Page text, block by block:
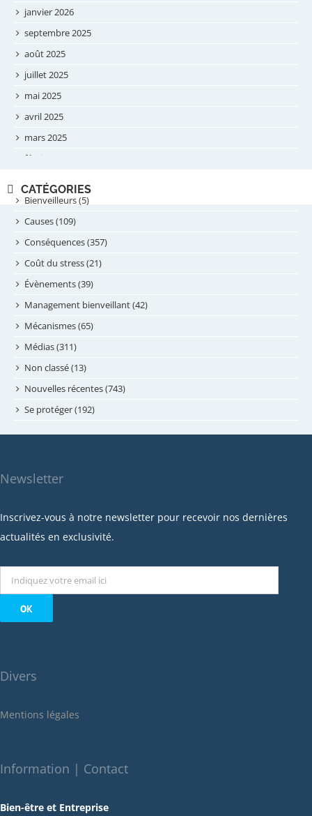
janvier 2026
septembre 2025
août 2025
juillet 2025
mai 2025
avril 2025
mars 2025
février 2025
septembre 2024
août 2024
juillet 2024
juin 2024
mai 2024
avril 2024
février 2024
janvier 2024
novembre 2023
octobre 2023
septembre 2023
mars 2023
janvier 2023
décembre 2022
octobre 2022
septembre 2022
août 2022
mai 2022
décembre 2021
octobre 2021
juillet 2021
CATÉGORIES
Bienveilleurs (5)
Causes (109)
Conséquences (357)
Coût du stress (21)
Évènements (39)
Management bienveillant (42)
Mécanismes (65)
Médias (311)
Non classé (13)
Nouvelles récentes (743)
Se protéger (192)
Newsletter
Inscrivez-vous à notre newsletter pour recevoir nos dernières
actualités en exclusivité.
Divers
Mentions légales
Information | Contact
Bien-être et Entreprise